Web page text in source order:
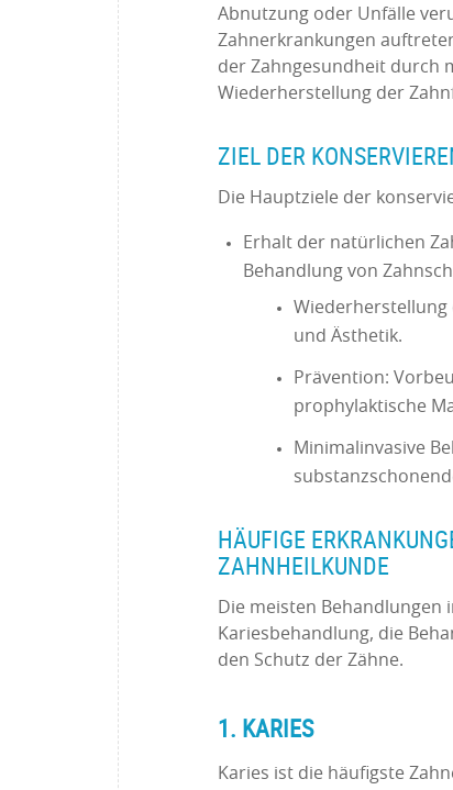
Abnutzung oder Unfälle
Zahnerkrankungen
der Zahngesundheit durch
Wiederherstellung der
ZIEL DER
Die Hauptziele der
Erhalt der natürlichen
Behandlung von
Wiederherstellung
und Ästhetik.
Prävention:
prophylaktische
Minimalinvasive
HÄUFIGE
ZAHNHEILKUNDE
Die meisten
Kariesbehandlung, die
den Schutz der Zähne.
1. KARIES
Karies ist die häufigste